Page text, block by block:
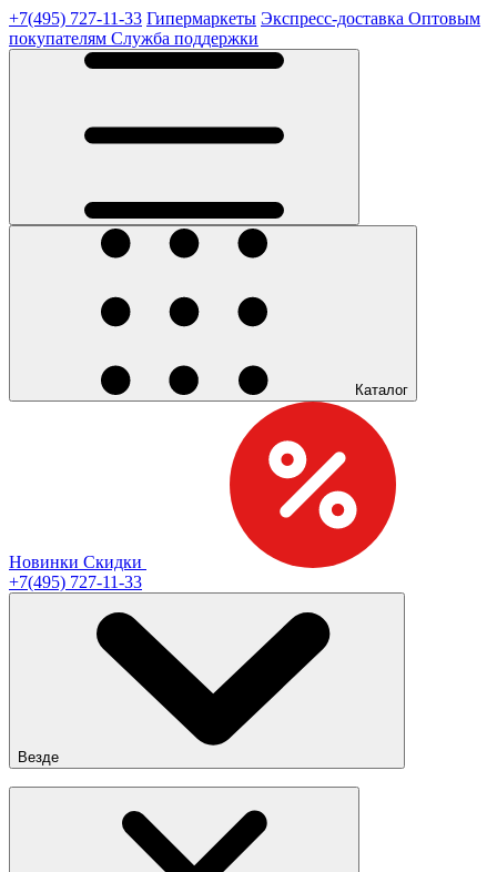
+7(495) 727-11-33 Гипермаркеты Экспресс-доставка Оптовым
покупателям Служба поддержки
Каталог
Новинки Скидки
+7(495) 727-11-33
Везде